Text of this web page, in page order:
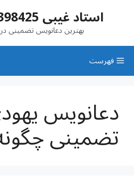
استاد غیبی 00442032398425
بهترین دعانویس تضمینی در
فهرست
دعانویس
تضمینی